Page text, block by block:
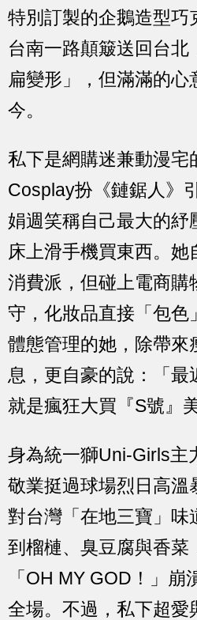
特別訂製的企鵝造型巧
台南一路顛簸送回台北
扁變形」，但滿滿的心
今。
私下是網購迷兼動漫宅
Cosplay扮《鏈鋸人》
娟週笑稱自己最大的紓
床上滑手機買東西。她
消費派，但碰上電商購
守，化妝品直接「包色
體態管理的她，除帶來
息，更自豪的說：「最
就是瘋狂大買『S號』
身為統一獅Uni-Girls主
敬業挺過球場烈日高溫
對台灣「在地三寶」味
到榴槤、臭豆腐與香菜
「OH MY GOD！」崩
全場。不過，私下超愛